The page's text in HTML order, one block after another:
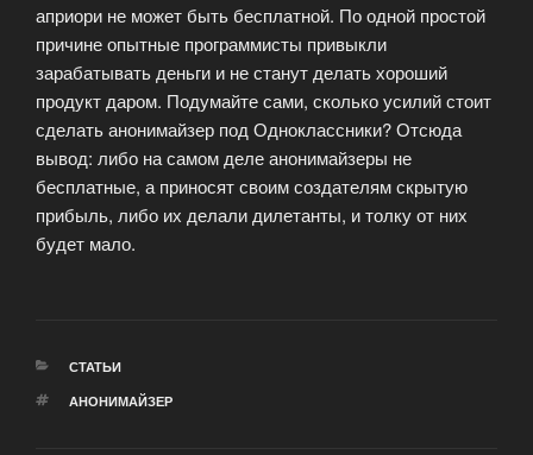
априори не может быть бесплатной. По одной простой
причине опытные программисты привыкли
зарабатывать деньги и не станут делать хороший
продукт даром. Подумайте сами, сколько усилий стоит
сделать анонимайзер под Одноклассники? Отсюда
вывод: либо на самом деле анонимайзеры не
бесплатные, а приносят своим создателям скрытую
прибыль, либо их делали дилетанты, и толку от них
будет мало.
РУБРИКИ
СТАТЬИ
МЕТКИ
АНОНИМАЙЗЕР